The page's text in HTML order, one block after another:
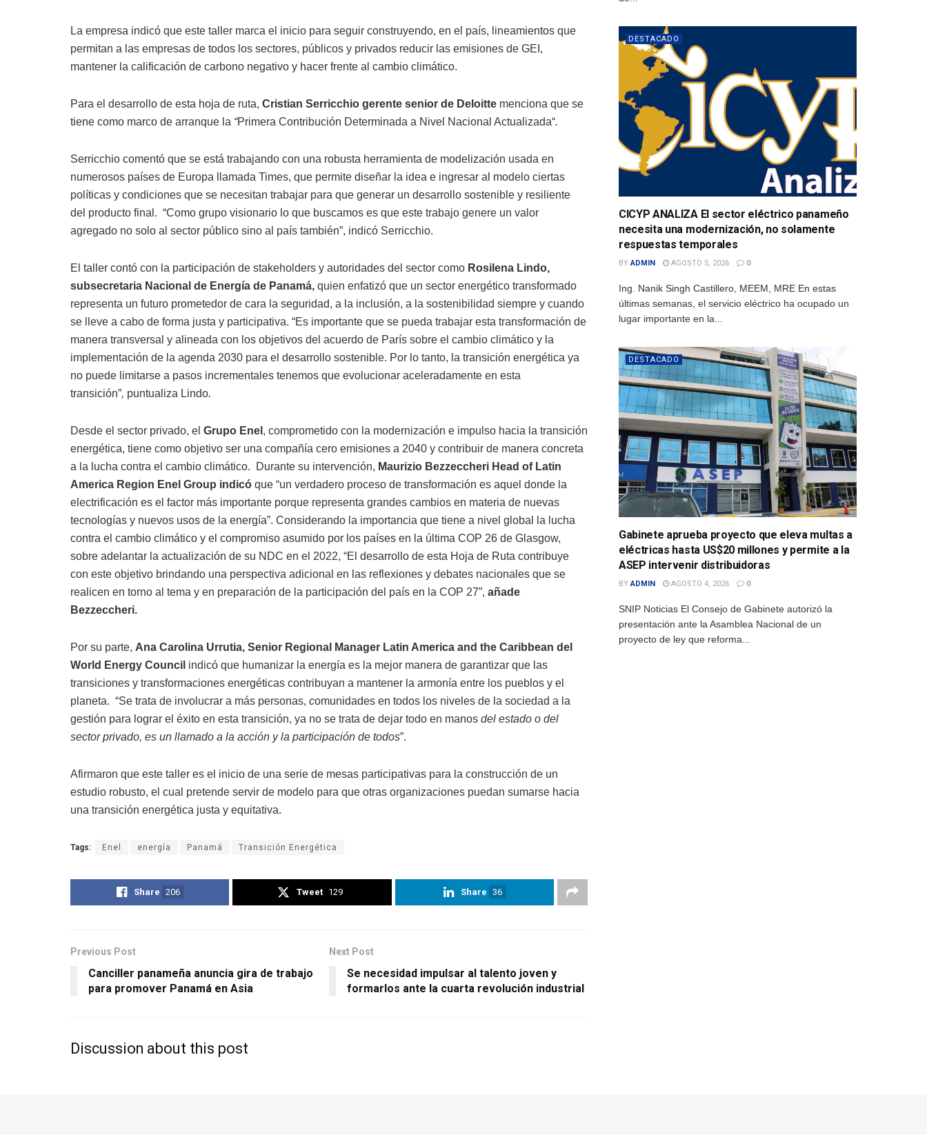
La empresa indicó que este taller marca el inicio para seguir construyendo, en el país, lineamientos que
permitan a las empresas de todos los sectores, públicos y privados reducir las emisiones de GEI,
mantener la calificación de carbono negativo y hacer frente al cambio climático.
Para el desarrollo de esta hoja de ruta, Cristian Serricchio gerente senior de Deloitte menciona que se
tiene como marco de arranque la “Primera Contribución Determinada a Nivel Nacional Actualizada“.
Serricchio comentó que se está trabajando con una robusta herramienta de modelización usada en
numerosos países de Europa llamada Times, que permite diseñar la idea e ingresar al modelo ciertas
políticas y condiciones que se necesitan trabajar para que generar un desarrollo sostenible y resiliente
del producto final. “Como grupo visionario lo que buscamos es que este trabajo genere un valor
agregado no solo al sector público sino al país también”, indicó Serricchio.
El taller contó con la participación de stakeholders y autoridades del sector como Rosilena Lindo,
subsecretaria Nacional de Energía de Panamá, quien enfatizó que un sector energético transformado
representa un futuro prometedor de cara la seguridad, a la inclusión, a la sostenibilidad siempre y cuando
se lleve a cabo de forma justa y participativa. “Es importante que se pueda trabajar esta transformación de
manera transversal y alineada con los objetivos del acuerdo de París sobre el cambio climático y la
implementación de la agenda 2030 para el desarrollo sostenible. Por lo tanto, la transición energética ya
no puede limitarse a pasos incrementales tenemos que evolucionar aceleradamente en esta
transición”, puntualiza Lindo.
Desde el sector privado, el Grupo Enel , comprometido con la modernización e impulso hacia la transición
energética, tiene como objetivo ser una compañía cero emisiones a 2040 y contribuir de manera concreta
a la lucha contra el cambio climático. Durante su intervención, Maurizio Bezzeccheri Head of Latin
America Region Enel Group indicó que “un verdadero proceso de transformación es aquel donde la
electrificación es el factor más importante porque representa grandes cambios en materia de nuevas
tecnologías y nuevos usos de la energía”. Considerando la importancia que tiene a nivel global la lucha
contra el cambio climático y el compromiso asumido por los países en la última COP 26 de Glasgow,
sobre adelantar la actualización de su NDC en el 2022, “El desarrollo de esta Hoja de Ruta contribuye
con este objetivo brindando una perspectiva adicional en las reflexiones y debates nacionales que se
realicen en torno al tema y en preparación de la participación del país en la COP 27”, añade
Bezzeccheri.
Por su parte, Ana Carolina Urrutia, Senior Regional Manager Latin America and the Caribbean del
World Energy Council indicó que humanizar la energía es la mejor manera de garantizar que las
transiciones y transformaciones energéticas contribuyan a mantener la armonía entre los pueblos y el
planeta. “Se trata de involucrar a más personas, comunidades en todos los niveles de la sociedad a la
gestión para lograr el éxito en esta transición, ya no se trata de dejar todo en manos del estado o del
sector privado, es un llamado a la acción y la participación de todos”.
Afirmaron que este taller es el inicio de una serie de mesas participativas para la construcción de un
estudio robusto, el cual pretende servir de modelo para que otras organizaciones puedan sumarse hacia
una transición energética justa y equitativa.
Tags: Enel energía Panamá Transición Energética
Share 206 Tweet 129 Share 36
Previous Post
Canciller panameña anuncia gira de trabajo
para promover Panamá en Asia
Next Post
Se necesidad impulsar al talento joven y
formarlos ante la cuarta revolución industrial
Discussion about this post
DESTACADO
CICYP ANALIZA El sector eléctrico panameño
necesita una modernización, no solamente
respuestas temporales
BY ADMIN AGOSTO 5, 2026 0
Ing. Nanik Singh Castillero, MEEM, MRE En estas
últimas semanas, el servicio eléctrico ha ocupado un
lugar importante en la...
DESTACADO
Gabinete aprueba proyecto que eleva multas a
eléctricas hasta US$20 millones y permite a la
ASEP intervenir distribuidoras
BY ADMIN AGOSTO 4, 2026 0
SNIP Noticias El Consejo de Gabinete autorizó la
presentación ante la Asamblea Nacional de un
proyecto de ley que reforma...